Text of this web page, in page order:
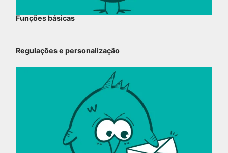
Funções básicas
Regulações e personalização